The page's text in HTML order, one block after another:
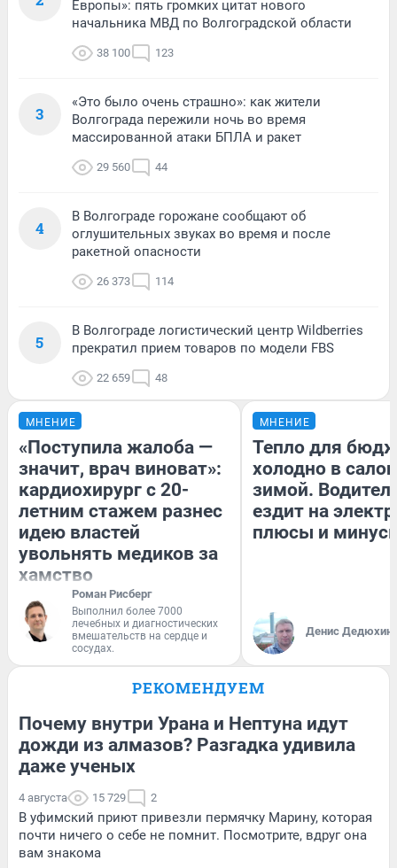
Европы»: пять громких цитат нового
начальника МВД по Волгоградской области
38 100 123
3
«Это было очень страшно»: как жители
Волгограда пережили ночь во время
массированной атаки БПЛА и ракет
29 560 44
4
В Волгограде горожане сообщают об
оглушительных звуках во время и после
ракетной опасности
26 373 114
5
В Волгограде логистический центр Wildberries
прекратил прием товаров по модели FBS
22 659 48
МНЕНИЕ
«Поступила жалоба —
значит, врач виноват»:
кардиохирург с 20-
летним стажем разнес
идею властей
увольнять медиков за
хамство
Роман Рисберг
Выполнил более 7000
лечебных и диагностических
вмешательств на сердце и
сосудах.
МНЕНИЕ
Тепло для
холодно в
зимой.
ездит на
плюсы и
Денис Дедюхин
РЕКОМЕНДУЕМ
Почему внутри Урана и Нептуна идут
дожди из алмазов? Разгадка удивила
даже ученых
4 августа 15 729 2
В уфимский приют привезли пермячку Марину, которая
почти ничего о себе не помнит. Посмотрите, вдруг она
вам знакома